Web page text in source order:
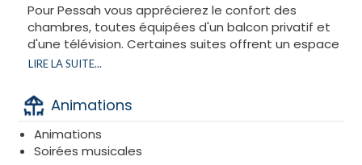
Pour Pessah vous apprécierez le confort des
chambres, toutes équipées d'un balcon privatif et
d'une télévision. Certaines suites offrent un espace
salon supplémentaire idéal pour la détente. Chaque
avec douche.
Le resort met à disposition un parking privé et un bar
convivial. Pour les amateurs d'activités, la région
LIRE LA SUITE...
Animations
Animations
Soirées musicales